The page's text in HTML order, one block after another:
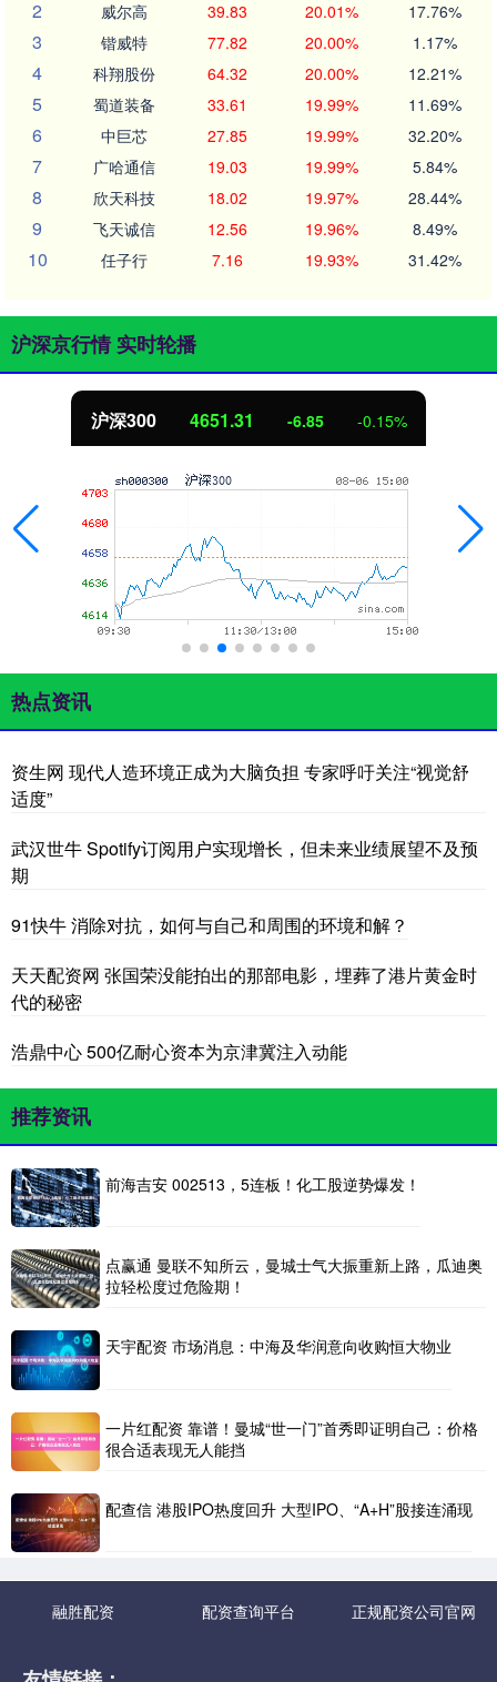
2 威尔高 39.83 20.01% 17.76%
3 锴威特 77.82 20.00% 1.17%
4 科翔股份 64.32 20.00% 12.21%
5 蜀道装备 33.61 19.99% 11.69%
6 中巨芯 27.85 19.99% 32.20%
7 广哈通信 19.03 19.99% 5.84%
8 欣天科技 18.02 19.97% 28.44%
9 飞天诚信 12.56 19.96% 8.49%
10 任子行 7.16 19.93% 31.42%
沪深京行情 实时轮播
沪深300 4651.31 -6.85 -0.15%
热点资讯
资生网 现代人造环境正成为大脑负担 专家呼吁关注“视觉舒
适度”
武汉世牛 Spotify订阅用户实现增长，但未来业绩展望不及预
期
91快牛 消除对抗，如何与自己和周围的环境和解？
天天配资网 张国荣没能拍出的那部电影，埋葬了港片黄金时
代的秘密
浩鼎中心 500亿耐心资本为京津冀注入动能
推荐资讯
前海吉安 002513，5连板！化工股逆势爆发！
点赢通 曼联不知所云，曼城士气大振重新上路，瓜迪奥
拉轻松度过危险期！
天宇配资 市场消息：中海及华润意向收购恒大物业
一片红配资 靠谱！曼城“世一门”首秀即证明自己：价格
很合适表现无人能挡
配查信 港股IPO热度回升 大型IPO、“A+H”股接连涌现
融胜配资 配资查询平台 正规配资公司官网